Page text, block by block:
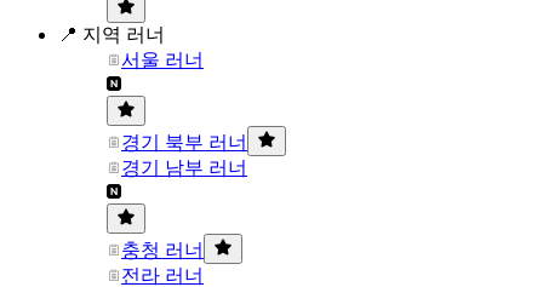
📍 지역 러너
서울 러너
경기 북부 러너
경기 남부 러너
충청 러너
전라 러너